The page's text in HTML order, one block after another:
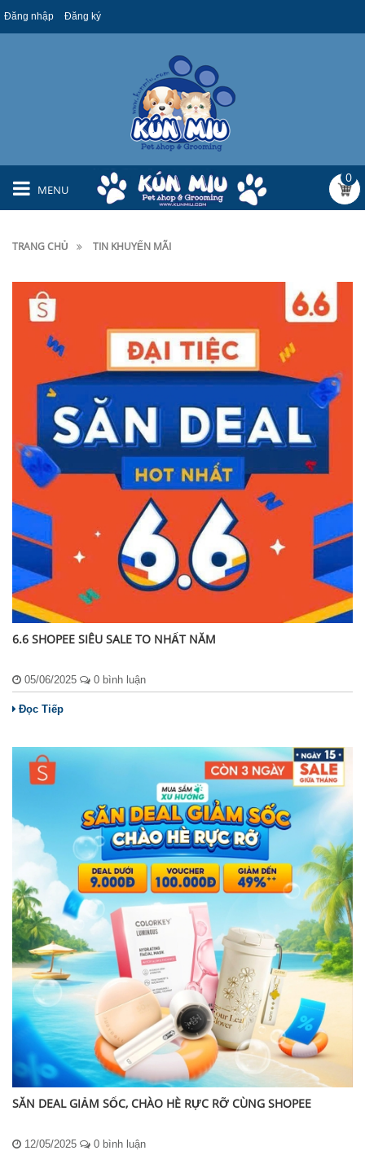
Đăng nhập Đăng ký
MENU
0
TRANG CHỦ TIN KHUYẾN MÃI
6.6 SHOPEE SIÊU SALE TO NHẤT NĂM
05/06/2025 0 bình luận
Đọc Tiếp
SĂN DEAL GIẢM SỐC, CHÀO HÈ RỰC RỠ CÙNG SHOPEE
12/05/2025 0 bình luận